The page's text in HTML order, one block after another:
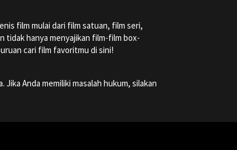
film mulai dari film satuan, film seri,
tidak hanya menyajikan film-film box-
cari film favoritmu di sini!
Anda memiliki masalah hukum, silakan